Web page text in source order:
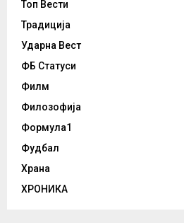
Топ Вести
Традиција
Ударна Вест
ФБ Статуси
Филм
Филозофија
Формула1
Фудбал
Храна
ХРОНИКА